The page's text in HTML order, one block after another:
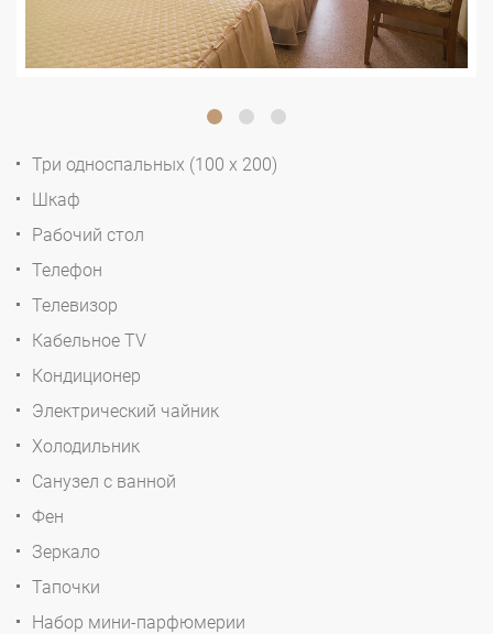
Три односпальных (100 x 200)
Шкаф
Рабочий стол
Телефон
Телевизор
Кабельное TV
Кондиционер
Электрический чайник
Холодильник
Санузел с ванной
Фен
Зеркало
Тапочки
Набор мини-парфюмерии